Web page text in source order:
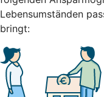
Lebensumständen
bringt: